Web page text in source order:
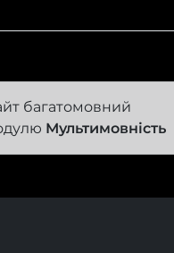
багатомовний
Мультимовність